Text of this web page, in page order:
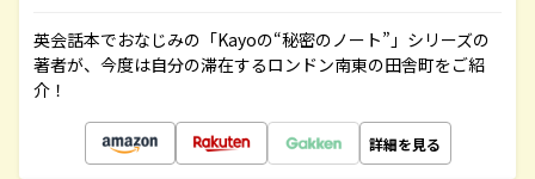
英会話本でおなじみの「Kayoの“秘密のノート”」シリーズの
著者が、今度は自分の滞在するロンドン南東の田舎町をご紹
介！
詳細を見る